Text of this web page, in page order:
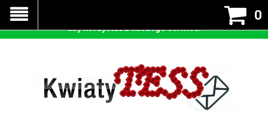
0
Nasza strona korzysta z cookies - czyli tzw ciastek w celu
prawidłowego działania. Zaakceptuj przyjmowanie cookies
aby korzystać z naszego serwisu.